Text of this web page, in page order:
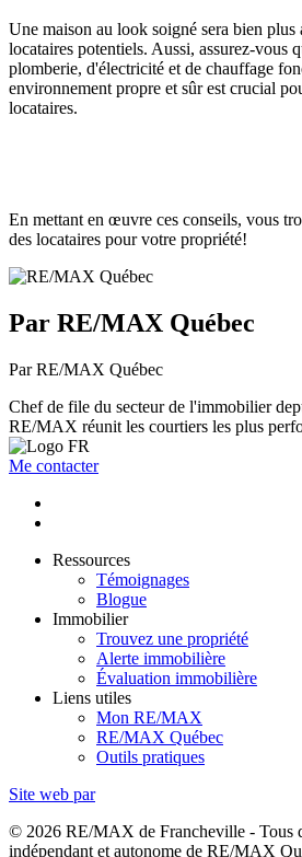
Une maison au look soigné sera bien plus
locataires potentiels. Aussi, assurez-vous
plomberie, d'électricité et de chauffage
environnement propre et sûr est crucial
locataires.
En mettant en œuvre ces conseils, vous
des locataires pour votre propriété!
Par RE/MAX Québec
Par RE/MAX Québec
Chef de file du secteur de l'immobilier
RE/MAX réunit les courtiers les plus
Me contacter
Ressources
Témoignages
Blogue
Immobilier
Trouvez une propriété
Alerte immobilière
Évaluation immobilière
Liens utiles
Mon RE/MAX
RE/MAX Québec
Outils pratiques
Site web par
© 2026 RE/MAX de Francheville - Tous
indépendant et autonome de RE/MAX